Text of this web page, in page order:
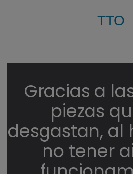
TTO
Gracias a
piezas
desgastan, al
no tener